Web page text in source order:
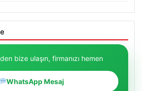
bize ulaşın, firmanızı hemen
WhatsApp Mesaj